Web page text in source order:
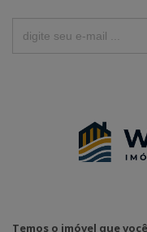
Temos o imóvel que